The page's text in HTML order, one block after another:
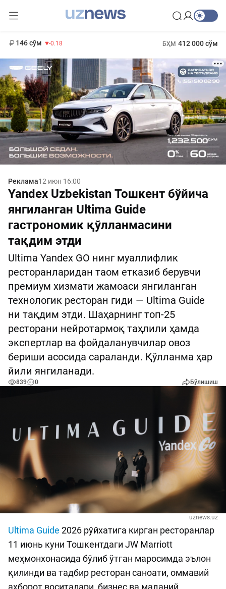
146 сўм -0.18 БҲМ 412 000 сўм
Реклама12 июн 16:00
Yandex Uzbekistan Тошкент бўйича
янгиланган Ultima Guide
гастрономик қўлланмасини
тақдим этди
Ultima Yandex GO нинг муаллифлик
ресторанларидан таом етказиб берувчи
премиум хизмати жамоаси янгиланган
технологик ресторан гиди — Ultima Guide
ни тақдим этди. Шаҳарнинг топ-25
ресторани нейротармоқ таҳлили ҳамда
экспертлар ва фойдаланувчилар овоз
бериши асосида сараланди. Қўлланма ҳар
йили янгиланади.
839 0 Бўлишиш
uznews.uz
Ultima Guide 2026 рўйхатига кирган ресторанлар
11 июнь куни Тошкентдаги JW Marriott
меҳмонхонасида бўлиб ўтган маросимда эълон
қилинди ва тадбир ресторан саноати, оммавий
ахборот воситалари, бизнес ва маданий